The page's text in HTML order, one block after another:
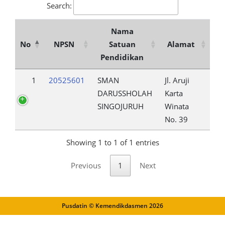
Search:
No NPSN
Nama
Satuan
Pendidikan
Alamat
1 20525601
SMAN
DARUSSHOLAH
SINGOJURUH
Jl. Aruji
Karta
Winata
No. 39
Showing 1 to 1 of 1 entries
Previous 1 Next
Pusdatin © Kemendikdasmen 2026